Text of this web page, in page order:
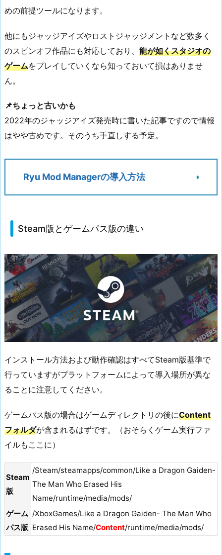
めの前提ツールになります。
他にもジャッジアイズやロストジャッジメントなど数多く
のスピンオフ作品にも対応しており、 龍が如くスタジオの
ゲームをプレイしていくなら知っておいて損はありませ
ん。
📌ちょっと古いかも
2022年のジャッジアイズ発売時に書いた記事ですので情報
はやや古めです。そのうち手直しする予定。
Ryu Mod Managerの導入方法
Steam版とゲームパス版の違い
インストール方法および動作確認はすべてSteam版基準で
行っていますがプラットフォームによって導入場所が異な
ることに注意してください。
ゲームパス版の場合はゲームディレクトリの後にContent
フォルダが含まれるはずです。（おそらくゲーム実行ファ
イルもここに）
Steam
版
/Steam/steamapps/common/Like a Dragon Gaiden-
The Man Who Erased His
Name/runtime/media/mods/
ゲーム
パス版
/XboxGames/Like a Dragon Gaiden- The Man Who
Erased His Name/Content/runtime/media/mods/